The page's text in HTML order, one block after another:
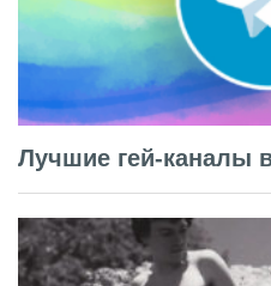
Лучшие гей-каналы